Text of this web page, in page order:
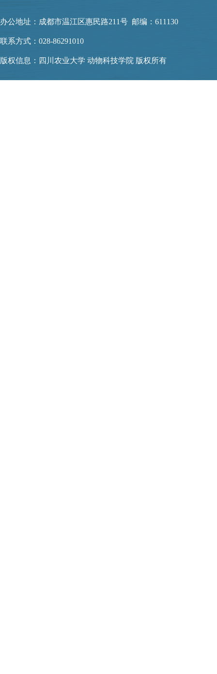
办公地址：成都市温江区惠民路211号 邮编：611130
联系方式：028-86291010
版权信息：四川农业大学 动物科技学院 版权所有